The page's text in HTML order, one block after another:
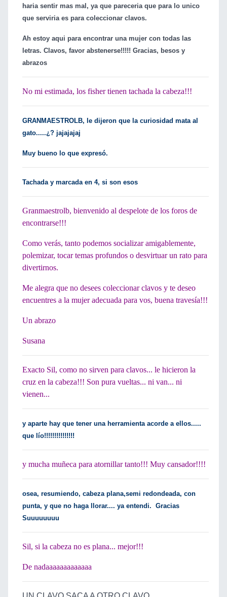
haria sentir mas mal, ya que pareceria que para lo unico
que serviria es para coleccionar clavos.
Ah estoy aqui para encontrar una mujer con todas las
letras. Clavos, favor abstenerse!!!!! Gracias, besos y
abrazos
No mi estimada, los fisher tienen tachada la cabeza!!!
GRANMAESTROLB, le dijeron que la curiosidad mata al
gato.....¿? jajajajaj
Muy bueno lo que expresó.
Tachada y marcada en 4, si son esos
Granmaestrolb, bienvenido al despelote de los foros de
encontrarse!!!
Como verás, tanto podemos socializar amigablemente,
polemizar, tocar temas profundos o desvirtuar un rato para
divertirnos.
Me alegra que no desees coleccionar clavos y te deseo
encuentres a la mujer adecuada para vos, buena travesía!!!
Un abrazo
Susana
Exacto Sil, como no sirven para clavos... le hicieron la
cruz en la cabeza!!! Son pura vueltas... ni van... ni
vienen...
y aparte hay que tener una herramienta acorde a ellos.....
que lío!!!!!!!!!!!!!!!
y mucha muñeca para atornillar tanto!!! Muy cansador!!!!
osea, resumiendo, cabeza plana,semi redondeada, con
punta, y que no haga llorar.... ya entendi. Gracias
Suuuuuuuu
Sil, si la cabeza no es plana... mejor!!!
De nadaaaaaaaaaaaaa